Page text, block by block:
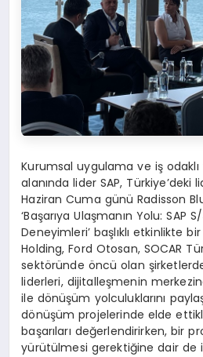
Kurumsal uygulama ve iş
alanında lider SAP, Türkiye’deki
Haziran Cuma günü Radisson
‘Başarıya Ulaşmanın Yolu: SAP
Deneyimleri’ başlıklı etkinlikte
Holding, Ford Otosan, SOCAR
sektöründe öncü olan
liderleri, dijitalleşmenin
ile dönüşüm yolculuklarını
dönüşüm projelerinde elde
başarıları değerlendirirken, bir
yürütülmesi gerektiğine dair de